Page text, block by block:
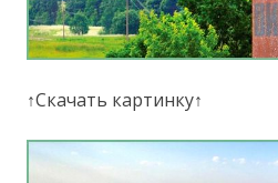
↑Скачать картинку↑